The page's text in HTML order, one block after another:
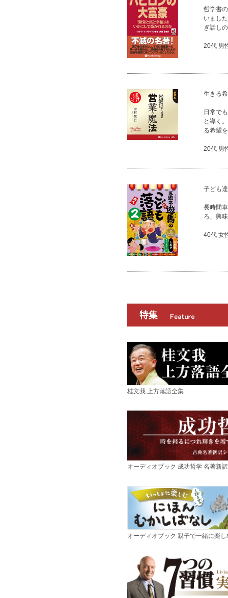
哲学書
いまし
ぎ話し
20代 男
生きる
日常で
と導く
る希望
20代 男
子ども
長時間
ろ、興
40代 女
桂文我 上方落語全集
オーディオブック 成功哲学 名著新
オーディオブック 親子で一緒に楽